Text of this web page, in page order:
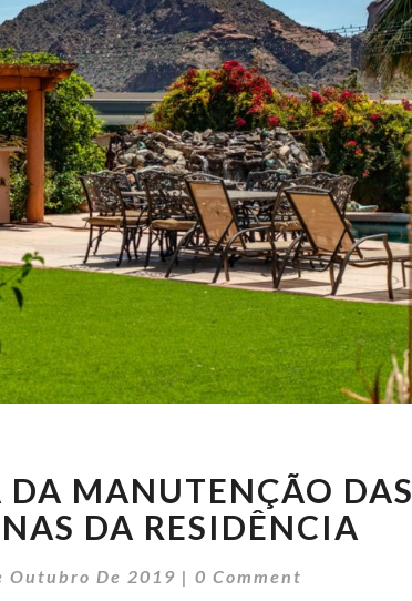
IMPORTÂNCIA
DA
MANUTENÇÃO
DAS
MANUTENÇÃO DAS
DA RESIDÊNCIA
Outubro De 2019 | Comments
0 Comment